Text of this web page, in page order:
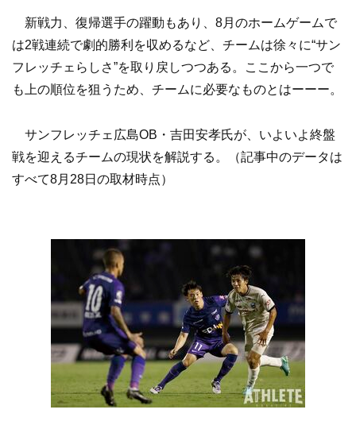
新戦力、復帰選手の躍動もあり、8月のホームゲームで
は2戦連続で劇的勝利を収めるなど、チームは徐々に“サン
フレッチェらしさ”を取り戻しつつある。ここから一つで
も上の順位を狙うため、チームに必要なものとはーーー。
サンフレッチェ広島OB・吉田安孝氏が、いよいよ終盤
戦を迎えるチームの現状を解説する。（記事中のデータは
すべて8月28日の取材時点）